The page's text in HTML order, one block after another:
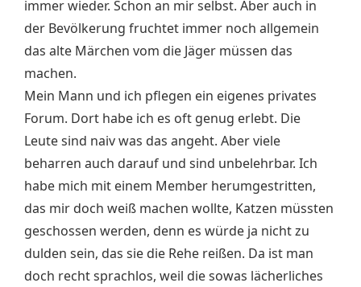
immer wieder. Schon an mir selbst. Aber auch in
der Bevölkerung fruchtet immer noch allgemein
das alte Märchen vom die Jäger müssen das
machen.
Mein Mann und ich pflegen ein eigenes privates
Forum. Dort habe ich es oft genug erlebt. Die
Leute sind naiv was das angeht. Aber viele
beharren auch darauf und sind unbelehrbar. Ich
habe mich mit einem Member herumgestritten,
das mir doch weiß machen wollte, Katzen müssten
geschossen werden, denn es würde ja nicht zu
dulden sein, das sie die Rehe reißen. Da ist man
doch recht sprachlos, weil die sowas lächerliches